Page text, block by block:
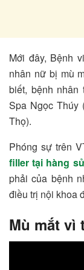
Mới đây, Bệnh
nhân nữ bị mù
biết, bệnh nhân
Spa Ngọc Thúy
Thọ).
Phóng sự trên
filler tại hàng
phải của bệnh
điều trị nội khoa
Mù mắt vì